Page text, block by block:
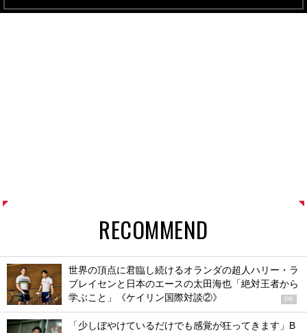
RECOMMEND
世界の頂点に君臨し続けるオランダの超人ハリー・ラ
ブレイセンと日本のエースの太田海也「絶対王者から
学ぶこと」《ケイリン国際対談②》
PR
「少しぼやけているだけでも感覚が狂ってきます」B